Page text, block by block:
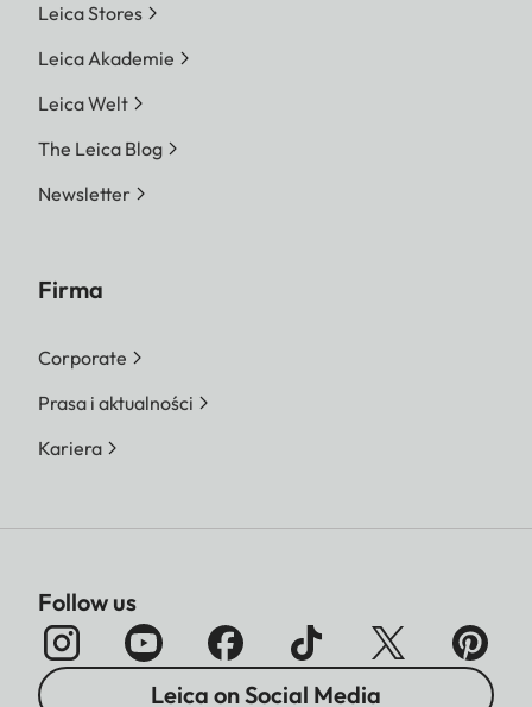
Leica Stores
Leica Akademie
Leica Welt
The Leica Blog
Newsletter
Firma
Corporate
Prasa i aktualności
Kariera
Follow us
Leica on Social Media